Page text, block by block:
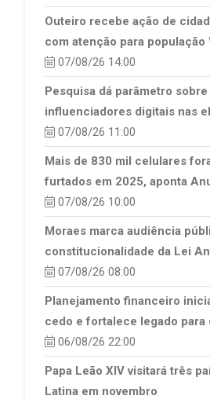
Outeiro recebe ação de
com atenção para população
07/08/26 14:00
Pesquisa dá parâmetro
influenciadores digitais nas
07/08/26 11:00
Mais de 830 mil celulares
furtados em 2025, aponta
07/08/26 10:00
Moraes marca audiência
constitucionalidade da Lei
07/08/26 08:00
Planejamento financeiro
cedo e fortalece legado para
06/08/26 22:00
Papa Leão XIV visitará três
Latina em novembro